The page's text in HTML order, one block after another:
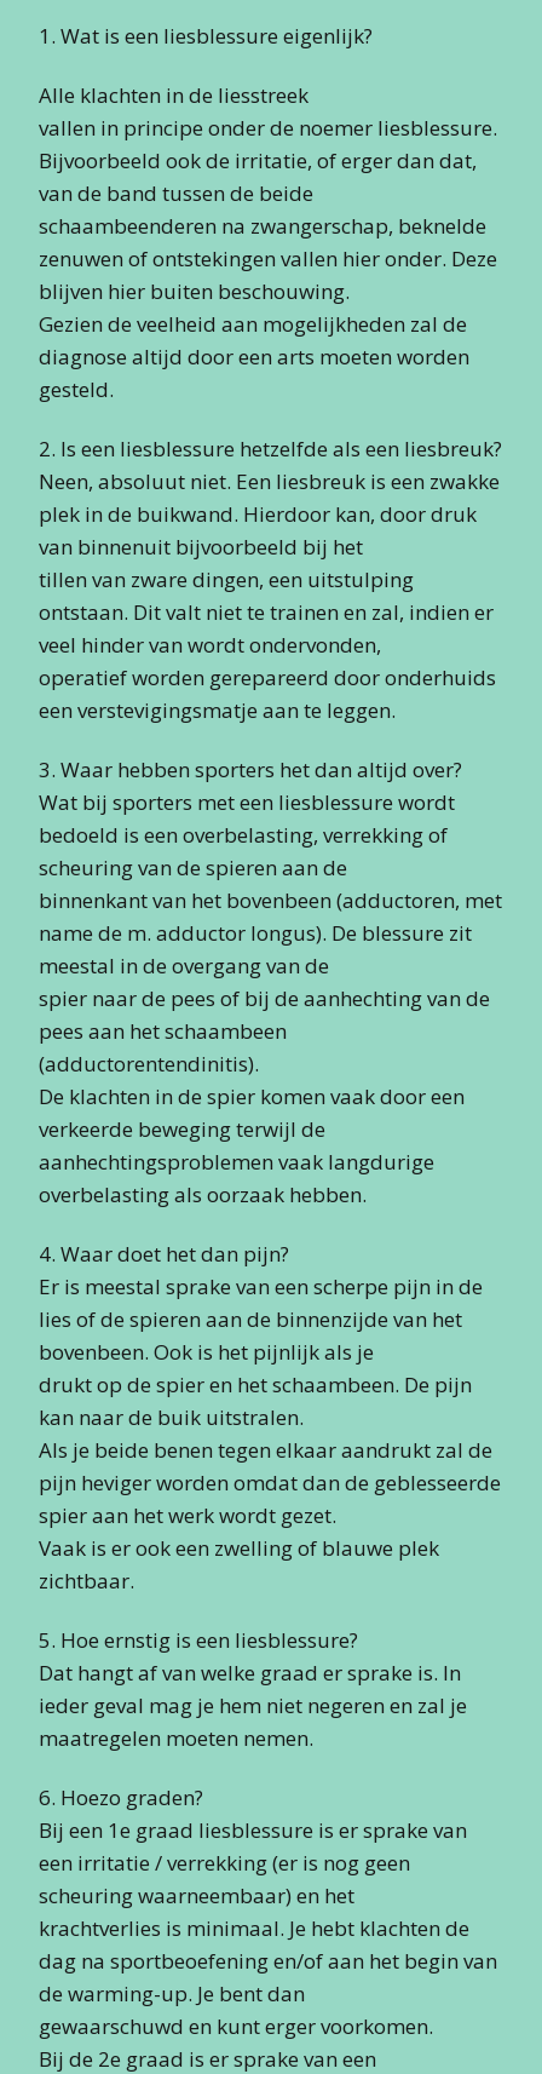
1. Wat is een liesblessure eigenlijk?
Alle klachten in de liesstreek
vallen in principe onder de noemer liesblessure.
Bijvoorbeeld ook de irritatie, of erger dan dat,
van de band tussen de beide
schaambeenderen na zwangerschap, beknelde
zenuwen of ontstekingen vallen hier onder. Deze
blijven hier buiten beschouwing.
Gezien de veelheid aan mogelijkheden zal de
diagnose altijd door een arts moeten worden
gesteld.
2. Is een liesblessure hetzelfde als een liesbreuk?
Neen, absoluut niet. Een liesbreuk is een zwakke
plek in de buikwand. Hierdoor kan, door druk
van binnenuit bijvoorbeeld bij het
tillen van zware dingen, een uitstulping
ontstaan. Dit valt niet te trainen en zal, indien er
veel hinder van wordt ondervonden,
operatief worden gerepareerd door onderhuids
een verstevigingsmatje aan te leggen.
3. Waar hebben sporters het dan altijd over?
Wat bij sporters met een liesblessure wordt
bedoeld is een overbelasting, verrekking of
scheuring van de spieren aan de
binnenkant van het bovenbeen (adductoren, met
name de m. adductor longus). De blessure zit
meestal in de overgang van de
spier naar de pees of bij de aanhechting van de
pees aan het schaambeen
(adductorentendinitis).
De klachten in de spier komen vaak door een
verkeerde beweging terwijl de
aanhechtingsproblemen vaak langdurige
overbelasting als oorzaak hebben.
4. Waar doet het dan pijn?
Er is meestal sprake van een scherpe pijn in de
lies of de spieren aan de binnenzijde van het
bovenbeen. Ook is het pijnlijk als je
drukt op de spier en het schaambeen. De pijn
kan naar de buik uitstralen.
Als je beide benen tegen elkaar aandrukt zal de
pijn heviger worden omdat dan de geblesseerde
spier aan het werk wordt gezet.
Vaak is er ook een zwelling of blauwe plek
zichtbaar.
5. Hoe ernstig is een liesblessure?
Dat hangt af van welke graad er sprake is. In
ieder geval mag je hem niet negeren en zal je
maatregelen moeten nemen.
6. Hoezo graden?
Bij een 1e graad liesblessure is er sprake van
een irritatie / verrekking (er is nog geen
scheuring waarneembaar) en het
krachtverlies is minimaal. Je hebt klachten de
dag na sportbeoefening en/of aan het begin van
de warming-up. Je bent dan
gewaarschuwd en kunt erger voorkomen.
Bij de 2e graad is er sprake van een